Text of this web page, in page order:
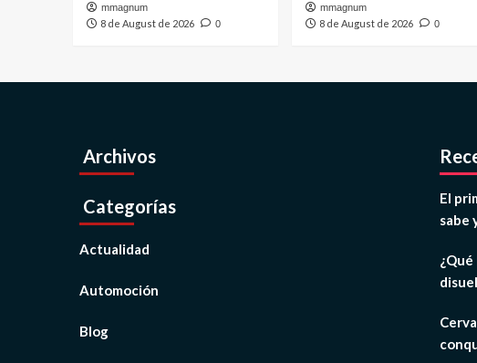
mmagnum
8 de August de 2026 0
mmagnum
8 de August de 2026 0
Archivos
Categorías
Actualidad
Automoción
Blog
El
sabe